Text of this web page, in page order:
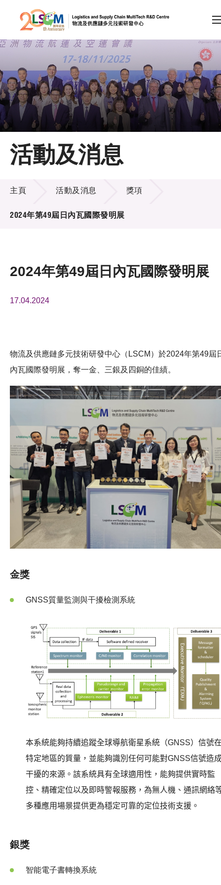
跳到內容（按回車鍵）
會員登入
A A EN 繁 简
主頁
關於LSCM
技術商品化
項目及資助計劃
科技分享
會籍
活動及消息
活動及消息
主頁 活動及消息 獎項
2024年第49屆日內瓦國際發明展
2024年第49屆日內瓦國際發明展
17.04.2024
物流及供應鏈多元技術研發中心（LSCM）於2024年第49屆
內瓦國際發明展，奪一金、三銀及四銅的佳績。
金獎
GNSS質量監測與干擾檢測系統
本系統能夠持續追蹤全球導航衛星系統（GNSS）信號
特定地區的質量，並能夠識別任何可能對GNSS信號造
干擾的來源。該系統具有全球適用性，能夠提供實時監
控、精確定位以及即時警報服務，為無人機、通訊網絡
多種應用場景提供更為穩定可靠的定位技術支援。
銀獎
智能電子書轉換系統